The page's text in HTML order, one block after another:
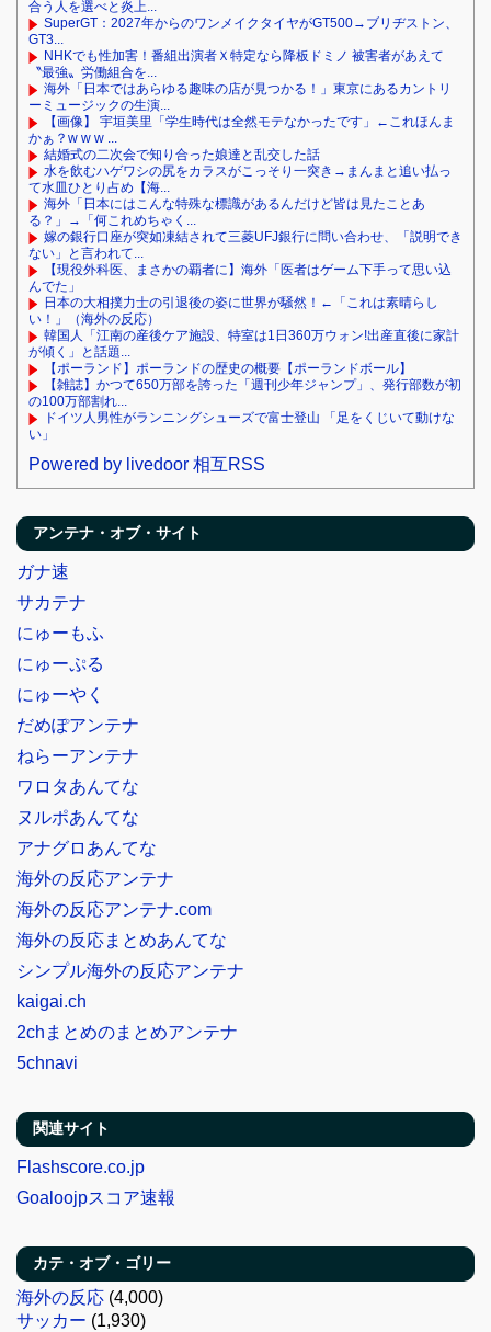
合う人を選べと炎上...
SuperGT：2027年からのワンメイクタイヤがGT500→ブリヂストン、
GT3...
NHKでも性加害！番組出演者Ｘ特定なら降板ドミノ 被害者があえて
〝最強〟労働組合を...
海外「日本ではあらゆる趣味の店が見つかる！」東京にあるカントリ
ーミュージックの生演...
【画像】 宇垣美里「学生時代は全然モテなかったです」←これほんま
かぁ？w w w ...
結婚式の二次会で知り合った娘達と乱交した話
水を飲むハゲワシの尻をカラスがこっそり一突き→まんまと追い払っ
て水皿ひとり占め【海...
海外「日本にはこんな特殊な標識があるんだけど皆は見たことあ
る？」→「何これめちゃく...
嫁の銀行口座が突如凍結されて三菱UFJ銀行に問い合わせ、「説明でき
ない」と言われて...
【現役外科医、まさかの覇者に】海外「医者はゲーム下手って思い込
んでた」
日本の大相撲力士の引退後の姿に世界が騒然！←「これは素晴らし
い！」（海外の反応）
韓国人「江南の産後ケア施設、特室は1日360万ウォン!出産直後に家計
が傾く」と話題...
【ポーランド】ポーランドの歴史の概要【ポーランドボール】
【雑誌】かつて650万部を誇った「週刊少年ジャンプ」、発行部数が初
の100万部割れ...
ドイツ人男性がランニングシューズで富士登山 「足をくじいて動けな
い」
Powered by livedoor 相互RSS
アンテナ・オブ・サイト
ガナ速
サカテナ
にゅーもふ
にゅーぷる
にゅーやく
だめぽアンテナ
ねらーアンテナ
ワロタあんてな
ヌルポあんてな
アナグロあんてな
海外の反応アンテナ
海外の反応アンテナ.com
海外の反応まとめあんてな
シンプル海外の反応アンテナ
kaigai.ch
2chまとめのまとめアンテナ
5chnavi
関連サイト
Flashscore.co.jp
Goaloojpスコア速報
カテ・オブ・ゴリー
海外の反応 (4,000)
サッカー (1,930)